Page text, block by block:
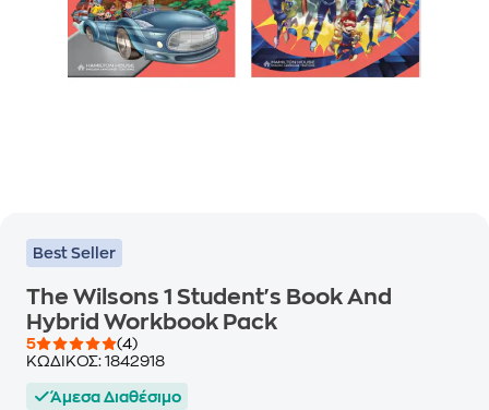
Best Seller
The Wilsons 1 Student's Book And
Hybrid Workbook Pack
5
(4)
ΚΩΔΙΚΟΣ: 1842918
Άμεσα Διαθέσιμο